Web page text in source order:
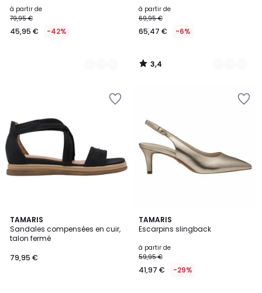
à partir de
79,95 €
45,95 € -42%
à partir de
69,95 €
65,47 € -6%
3,4
/
TAMARIS
Sandales compensées en cuir,
talon fermé
79,95 €
5
/
5
TAMARIS
Escarpins slingback
à partir de
59,95 €
41,97 € -29%
5
/
2
Couleurs